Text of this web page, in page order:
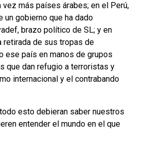
vez más países árabes; en el Perú,
un gobierno que ha dado
brazo político de SL; y en
retirada de sus tropas de
ese país en manos de grupos
que dan refugio a terroristas y
internacional y el contrabando
esto debieran saber nuestros
entender el mundo en el que